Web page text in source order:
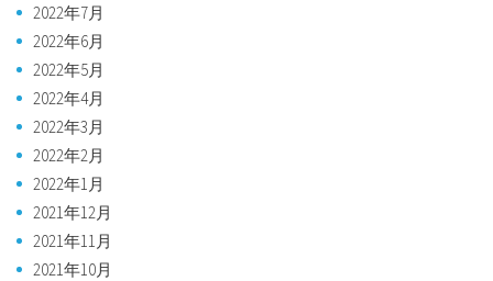
2022年7月
2022年6月
2022年5月
2022年4月
2022年3月
2022年2月
2022年1月
2021年12月
2021年11月
2021年10月